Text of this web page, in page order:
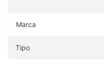
Marca
Tipo